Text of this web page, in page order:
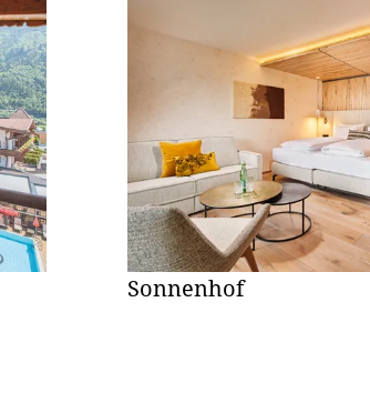
Sonnenhof